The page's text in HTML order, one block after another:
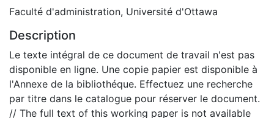
Faculté d'administration, Université d'Ottawa
Description
Le texte intégral de ce document de travail n'est pas
disponible en ligne. Une copie papier est disponible à
l'Annexe de la bibliothéque. Effectuez une recherche
par titre dans le catalogue pour réserver le document.
// The full text of this working paper is not available